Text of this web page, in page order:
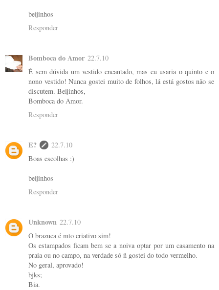
beijinhos
Responder
Bomboca do Amor 22.7.10
É sem dúvida um vestido encantado, mas eu usaria o quinto e o
nono vestido! Nunca gostei muito de folhos, lá está gostos não se
discutem. Beijinhos,
Bomboca do Amor.
Responder
E?
22.7.10
Boas escolhas :)
beijinhos
Responder
Unknown 22.7.10
O brazuca é mto criativo sim!
Os estampados ficam bem se a noiva optar por um casamento na
praia ou no campo, na verdade só ñ gostei do todo vermelho.
No geral, aprovado!
bjks;
Bia.